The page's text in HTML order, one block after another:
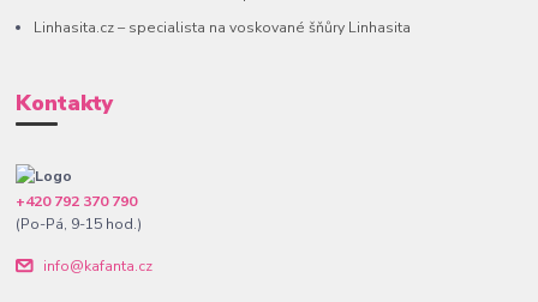
Linhasita.cz – specialista na voskované šňůry Linhasita
Kontakty
+420 792 370 790
(Po-Pá, 9-15 hod.)
info@kafanta.cz